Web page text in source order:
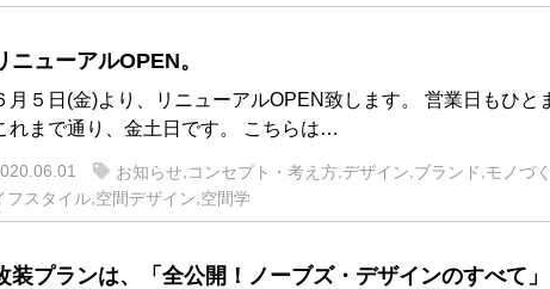
ニューアルOPEN。
月５日(金)より、リニューアルOPEN致します。 営業日もひと
れまで通り、金土日です。 こちらは…
お知らせ,コンセプト・考え方,デザイン,ブランド,モノづ
フスタイル,空間デザイン,空間学
装プランは、「全公開！ノーブズ・デザインのすべて」